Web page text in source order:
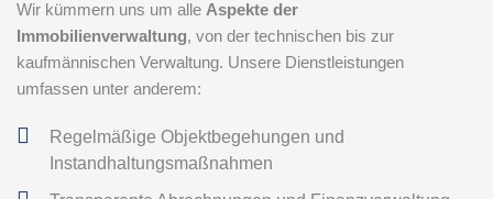
Wir kümmern uns um alle Aspekte der
Immobilienverwaltung, von der technischen bis zur
kaufmännischen Verwaltung. Unsere Dienstleistungen
umfassen unter anderem:
Regelmäßige Objektbegehungen und
Instandhaltungsmaßnahmen